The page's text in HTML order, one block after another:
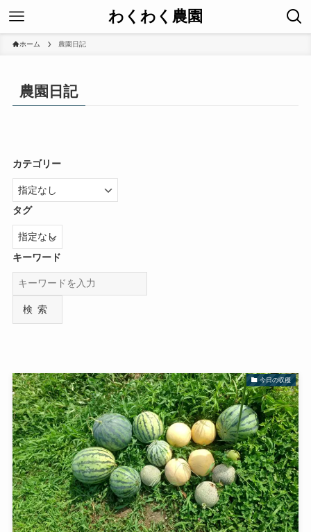
わくわく農園
ホーム 農園日記
農園日記
カテゴリー
タグ
キーワード
検索
今日の収穫